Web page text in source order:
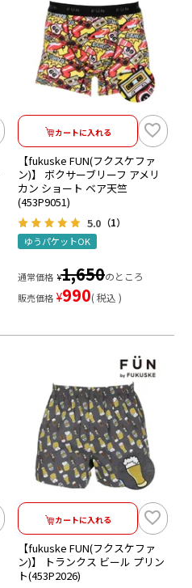
カートに入れる
【fukuske FUN(フクスケファ
ン)】 ボクサーブリーフ アメリ
カン ショート ベア天竺
(453P9051)
5.0 （1）
ゆうパケットOK
通常価格 ¥1,650のところ
販売価格 ¥990 税込
カートに入れる
【fukuske FUN(フクスケファ
ン)】 トランクス ビール プリン
ト(453P2026)